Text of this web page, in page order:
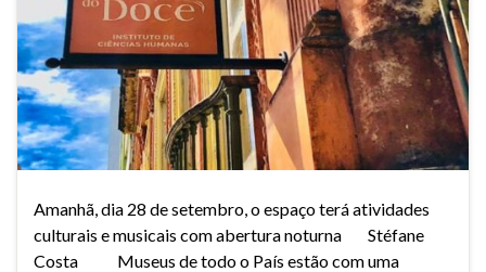
Amanhã, dia 28 de setembro, o espaço terá atividades
culturais e musicais com abertura noturna Stéfane
Costa Museus de todo o País estão com uma